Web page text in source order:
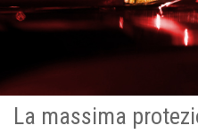
La massima